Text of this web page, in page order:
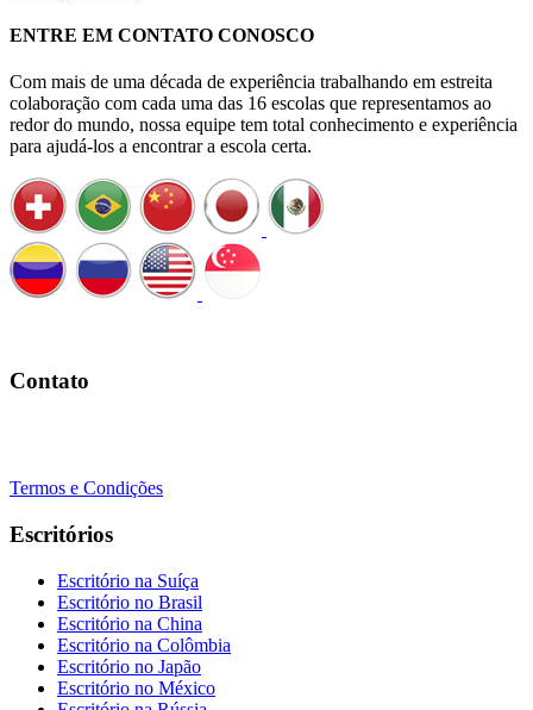
ENTRE EM CONTATO CONOSCO
Com mais de uma década de experiência trabalhando em estreita
colaboração com cada uma das 16 escolas que representamos ao
redor do mundo, nossa equipe tem total conhecimento e experiência
para ajudá-los a encontrar a escola certa.
Contato
Termos e Condições
Escritórios
Escritório na Suíça
Escritório no Brasil
Escritório na China
Escritório na Colômbia
Escritório no Japão
Escritório no México